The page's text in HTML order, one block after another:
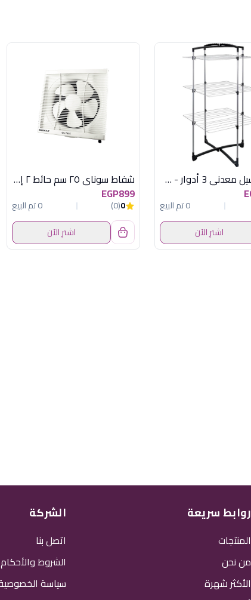
منشر غسيل معدني 3 أدوار - فورتي - 25 متر - ميتالتكس
0 تم البيع
اشترِ الآن
شفاط سوناي ٢٥ سم حائط ٢ إتجاه بشبكة - 30 وات - MAR-25G2
EGP899
0
(0)
0 تم البيع
اشترِ الآن
روابط سريعة
المنتجات
من نحن
الأكثر شهرة
الشركة
اتصل بنا
الشروط والأحكام
سياسة